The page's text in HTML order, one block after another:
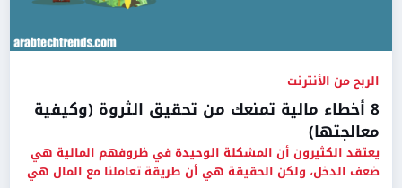
الربح من الأنترنت
8 أخطاء مالية تمنعك من تحقيق الثروة (وكيفية
معالجتها)
يعتقد الكثيرون أن المشكلة الوحيدة في ظروفهم المالية هي
ضعف الدخل، ولكن الحقيقة هي أن طريقة تعاملنا مع المال هي